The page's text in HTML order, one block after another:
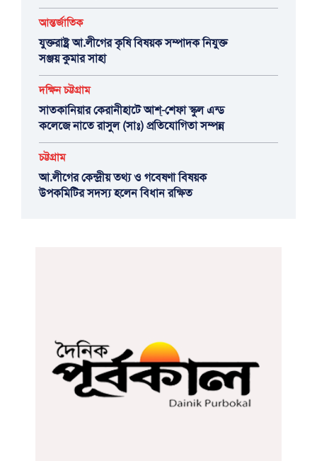
আন্তর্জাতিক
যুক্তরাষ্ট্র আ.লীগের কৃষি বিষয়ক সম্পাদক নিযুক্ত
সঞ্জয় কুমার সাহা
দক্ষিন চট্টগ্রাম
সাতকানিয়ার কেরানীহাটে আশ্-শেফা স্কুল এন্ড
কলেজে নাতে রাসুল (সাঃ) প্রতিযোগিতা সম্পন্ন
চট্টগ্রাম
আ.লীগের কেন্দ্রীয় তথ্য ও গবেষণা বিষয়ক
উপকমিটির সদস্য হলেন বিধান রক্ষিত